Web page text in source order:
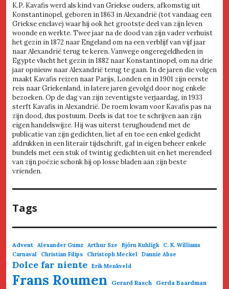
K.P. Kavafis werd als kind van Griekse ouders, afkomstig uit
Konstantinopel, geboren in 1863 in Alexandrië (tot vandaag een
Griekse enclave) waar hij ook het grootste deel van zijn leven
woonde en werkte. Twee jaar na de dood van zijn vader verhuist
het gezin in 1872 naar Engeland om na een verblijf van vijf jaar
naar Alexandrië terug te keren. Vanwege ongeregeldheden in
Egypte vlucht het gezin in 1882 naar Konstantinopel, om na drie
jaar opnieuw naar Alexandrië terug te gaan. In de jaren die volgen
maakt Kavafis reizen naar Parijs, Londen en in 1901 zijn eerste
reis naar Griekenland, in latere jaren gevolgd door nog enkele
bezoeken. Op de dag van zijn zeventigste verjaardag, in 1933
sterft Kavafis in Alexandrië. De roem kwam voor Kavafis pas na
zijn dood, dus postuum. Deels is dat toe te schrijven aan zijn
eigen handelswijze. Hij was uiterst terughoudend met de
publicatie van zijn gedichten, liet af en toe een enkel gedicht
afdrukken in een literair tijdschrift, gaf in eigen beheer enkele
bundels met een stuk of twintig gedichten uit en het merendeel
van zijn poëzie schonk hij op losse bladen aan zijn beste
vrienden.
Tags
Advent Alexander Gumz Arthur Sze Björn Kuhligk
C. K. Williams
Carnaval
Christian Filips Christoph Meckel Dannie Abse
Dolce far niente Erik Menkveld
Frans Roumen Gerard Rasch Gerda Baardman